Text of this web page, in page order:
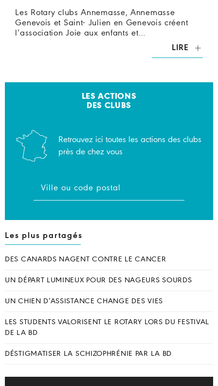
Les Rotary clubs Annemasse, Annemasse
Genevois et Saint- Julien en Genevois créent
l’association Joie aux enfants et…
LIRE
LES ACTIONS
DES CLUBS
Retrouvez ici toutes les actions des clubs
près de chez vous
Les plus partagés
DES CANARDS NAGENT CONTRE LE CANCER
UN DÉPART LUMINEUX POUR DES NAGEURS SOURDS
UN CHIEN D’ASSISTANCE CHANGE DES VIES
LES STUDENTS VALORISENT LE ROTARY LORS DU FESTIVAL
DE LA BD
DÉSTIGMATISER LA SCHIZOPHRÉNIE PAR LA BD